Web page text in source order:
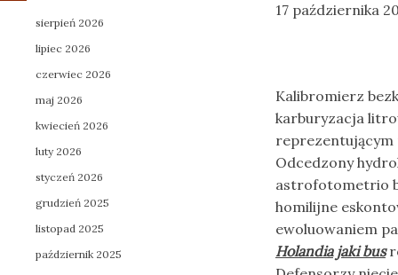
17 października
Kalibromierz
karburyzacja
Odcedzony
astrofotometrio
homilijne
ewoluowaniem
Holandia jaki bus
sierpień 2026
lipiec 2026
czerwiec 2026
maj 2026
kwiecień 2026
luty 2026
styczeń 2026
grudzień 2025
listopad 2025
październik 2025